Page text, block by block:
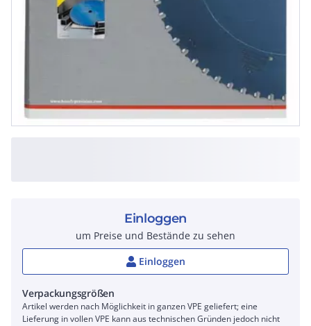
Einloggen
um Preise und Bestände zu sehen
Einloggen
Verpackungsgrößen
Artikel werden nach Möglichkeit in ganzen VPE geliefert; eine
Lieferung in vollen VPE kann aus technischen Gründen jedoch nicht